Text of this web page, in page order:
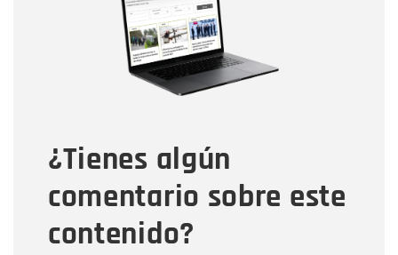
¿Tienes algún
comentario sobre este
contenido?
Correo electrónico
Tipo de comentario
Mensaje